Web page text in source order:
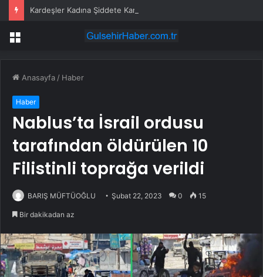
Kardeşler Kadına Şiddete Karşı Çıktı, Bıçaklandı
Menü
Anasayfa / Haber
Haber
Nablus’ta İsrail ordusu
tarafından öldürülen 10
Filistinli toprağa verildi
BARIŞ MÜFTÜOĞLU Şubat 22, 2023 0 15
Bir dakikadan az